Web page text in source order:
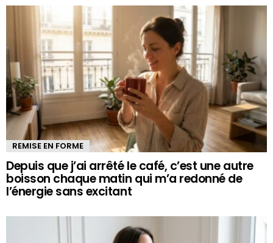
REMISE EN FORME
Depuis que j’ai arrêté le café, c’est une autre
boisson chaque matin qui m’a redonné de
l’énergie sans excitant